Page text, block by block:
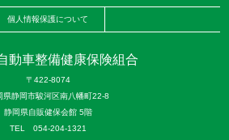
個人情報保護について
動車整備健康保険組合
〒422-8074
県静岡市駿河区南八幡町22-8
静岡県自販健保会館 5階
TEL 054-204-1321